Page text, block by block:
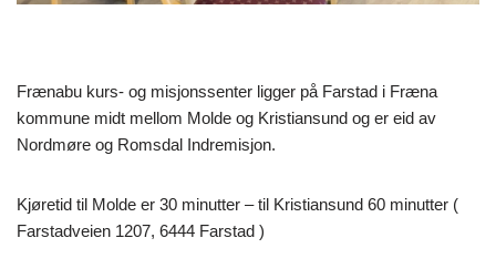
Frænabu kurs- og misjonssenter ligger på Farstad i Fræna
kommune midt mellom Molde og Kristiansund og er eid av
Nordmøre og Romsdal Indremisjon.
Kjøretid til Molde er 30 minutter – til Kristiansund 60 minutter (
Farstadveien 1207, 6444 Farstad )